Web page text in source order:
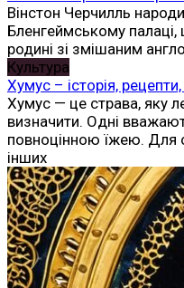
Вінстон Черчилль
Бленгеймському
родині зі змішаним
Культура
Хумус – історія,
Хумус — це страва, яку
визначити. Одні
повноцінною їжею. Для
інших